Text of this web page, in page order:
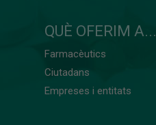
QUÈ OFERIM A...
Farmacèutics
Ciutadans
Empreses i entitats